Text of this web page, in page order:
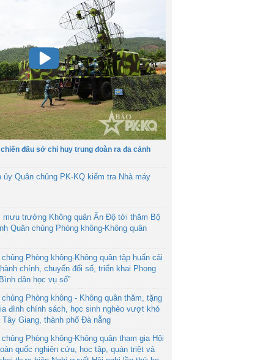
đấu sở chỉ huy trung đoàn ra đa cảnh
ủy Quân chủng PK-KQ kiểm tra Nhà máy
mưu trưởng Không quân Ấn Độ tới thăm Bộ
Quân chủng Phòng không-Không quân
chủng Phòng không-Không quân tập huấn cải
chính, chuyển đổi số, triển khai Phong
dân học vụ số”
chủng Phòng không - Không quân thăm, tặng
đình chính sách, học sinh nghèo vượt khó
Tây Giang, thành phố Đà nẵng
chủng Phòng không-Không quân tham gia Hội
quốc nghiên cứu, học tập, quán triệt và